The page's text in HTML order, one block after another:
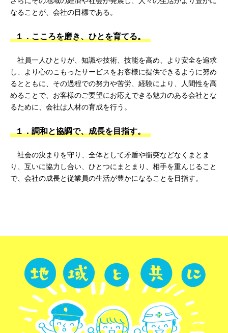
なることが、会社の目標である。
１．こころを磨き、ひとを育てる。
社員一人ひとりが、知識や技術、技能を高め、より安全を追求
し、より心のこもったサービスをお客様に提供できるように努め
るとともに、その過程での努力や苦労、経験により、人間性を高
めることで、お客様のご要望にお応えできる魅力のある会社とな
るために、会社は人材の育成を行う。
１．調和と協調で、成長を目指す。
社会の決まりを守り、全体として矛盾や衝突などなくまとま
り、互いに協力し合い、ひとつにまとまり、相手を重んじること
で、会社の成長と従業員の生活が豊かになることを目指す。